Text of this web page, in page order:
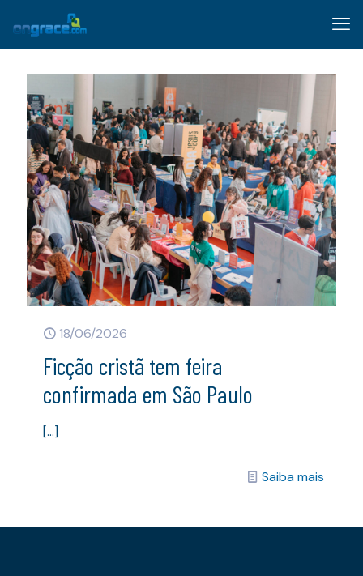
18/06/2026
Ficção cristã tem feira
confirmada em São Paulo
[…]
Saiba mais